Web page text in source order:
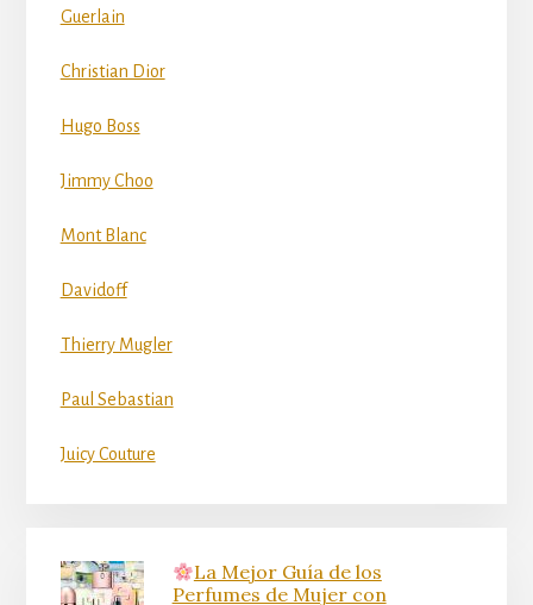
Guerlain
Christian Dior
Hugo Boss
Jimmy Choo
Mont Blanc
Davidoff
Thierry Mugler
Paul Sebastian
Juicy Couture
La Mejor Guía de los
Perfumes de Mujer con